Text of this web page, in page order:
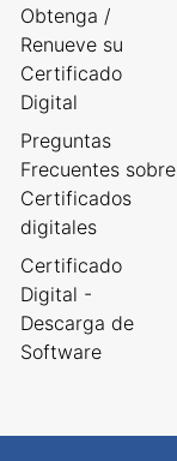
Obtenga /
Renueve su
Certificado
Digital
Preguntas
Frecuentes sobre
Certificados
digitales
Certificado
Digital -
Descarga de
Software